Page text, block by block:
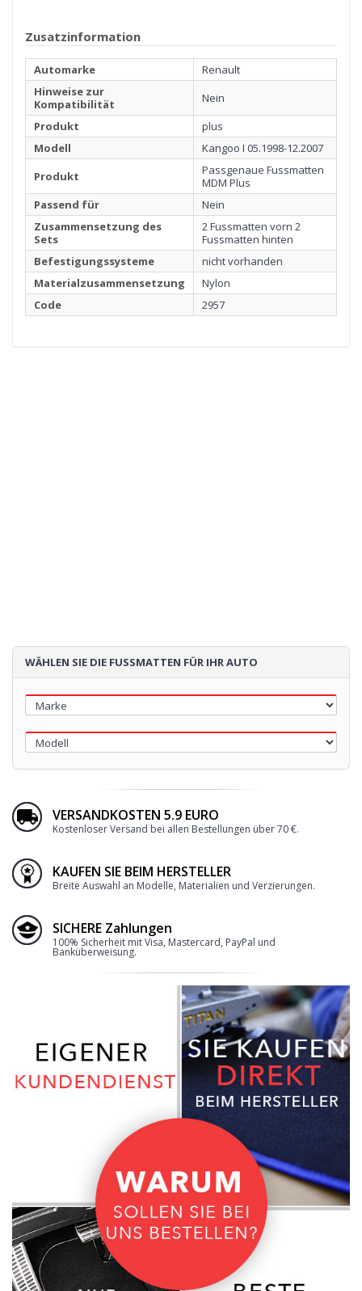
Zusatzinformation
Automarke
Renault
Hinweise zur
Kompatibilität
Nein
Produkt
plus
Modell
Kangoo I 05.1998-12.2007
Produkt
Passgenaue Fussmatten
MDM Plus
Passend für
Nein
Zusammensetzung des
Sets
2 Fussmatten vorn 2
Fussmatten hinten
Befestigungssysteme
nicht vorhanden
Materialzusammensetzung
Nylon
Code
2957
WÄHLEN SIE DIE FUSSMATTEN FÜR IHR AUTO
VERSANDKOSTEN 5.9 EURO
Kostenloser Versand bei allen Bestellungen über 70 €.
KAUFEN SIE BEIM HERSTELLER
Breite Auswahl an Modelle, Materialien und Verzierungen.
SICHERE Zahlungen
100% Sicherheit mit Visa, Mastercard, PayPal und
Banküberweisung.